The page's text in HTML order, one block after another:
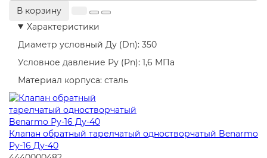
В корзину
Характеристики
Диаметр условный Ду (Dn): 350
Условное давление Ру (Pn): 1,6 МПа
Материал корпуса: сталь
Клапан обратный тарелчатый одностворчатый Benarmo
Ру-16 Ду-40